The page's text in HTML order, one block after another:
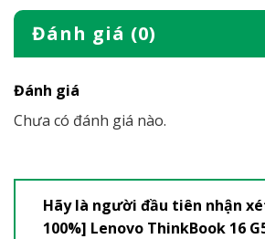
Đánh giá (0)
Đánh giá
Chưa có đánh giá nào.
Hãy là người đầu tiên nhận
100%] Lenovo ThinkBook 16